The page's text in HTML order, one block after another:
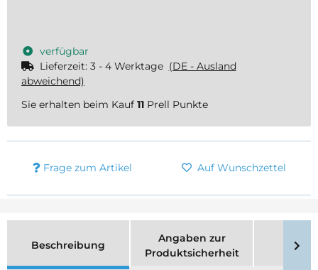
verfügbar
Lieferzeit: 3 - 4 Werktage (DE - Ausland
abweichend)
Sie erhalten beim Kauf 11 Prell Punkte
Frage zum Artikel Auf Wunschzettel
Beschreibung
Angaben zur
Produktsicherheit